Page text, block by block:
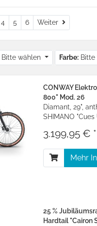
4 5 6 Weiter Weiter
Bitte wählen Farbe: Bitte
CONWAY
800" Mod. 26
Diamant, 29",
SHIMANO
3.199,95 € *
Mehr
25 %
Hardtail "Cairon